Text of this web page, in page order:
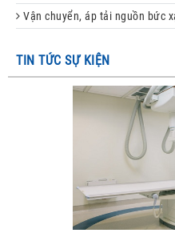
Vận chuyển, áp tải nguồn bức
TIN TỨC SỰ KIỆN